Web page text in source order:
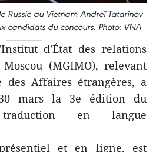
Russie au Vietnam Andreï Tatarinov
candidats du concours. Photo: VNA
d'État des relations
(MGIMO), relevant
des Affaires étrangères, a
mars la 3e édition du
en langue
et en ligne, est